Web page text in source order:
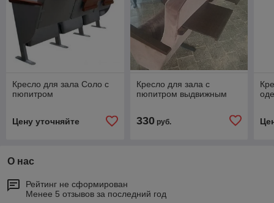
Кресло для зала Соло с
пюпитром
Цену уточняйте
Кресло для зала с
пюпитром выдвижным
330руб.
О нас
Рейтинг не сформирован
Менее 5 отзывов за последний год